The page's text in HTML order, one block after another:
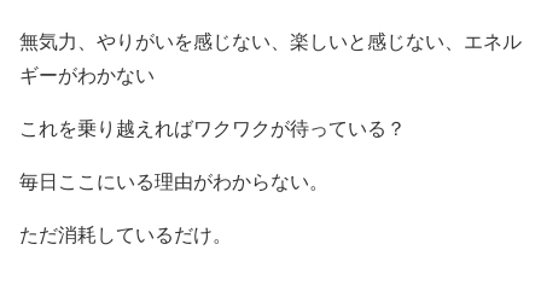
無気力、やりがいを感じない、楽しいと感じない、エネル
ギーがわかない
これを乗り越えればワクワクが待っている？
毎日ここにいる理由がわからない。
ただ消耗しているだけ。